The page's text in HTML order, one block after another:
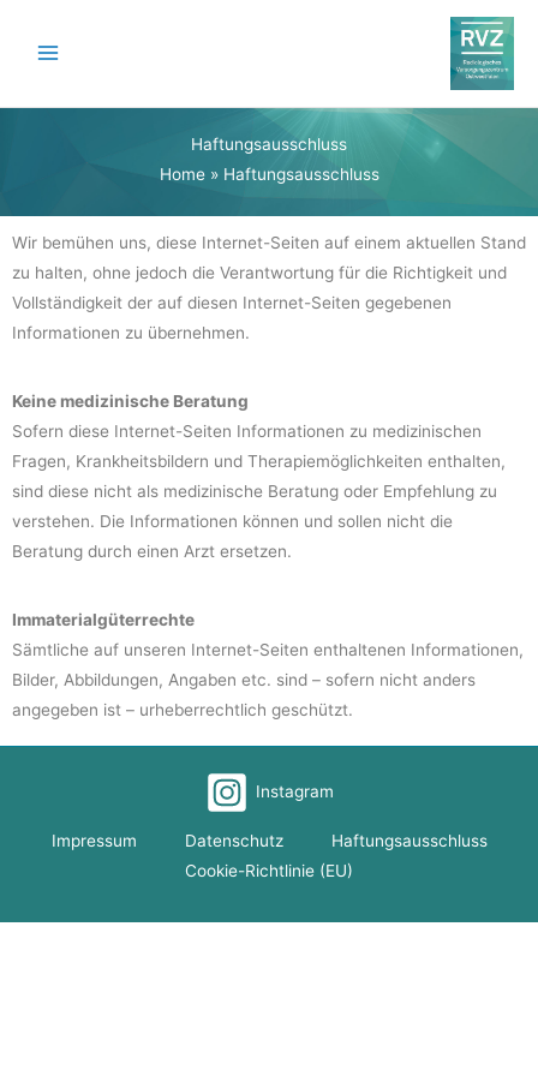
Inhalt
Haftungsausschluss
Home » Haftungsausschluss
Wir bemühen uns, diese Internet-Seiten auf einem aktuellen Stand
zu halten, ohne jedoch die Verantwortung für die Richtigkeit und
Vollständigkeit der auf diesen Internet-Seiten gegebenen
Informationen zu übernehmen.
Keine medizinische Beratung
Sofern diese Internet-Seiten Informationen zu medizinischen
Fragen, Krankheitsbildern und Therapiemöglichkeiten enthalten,
sind diese nicht als medizinische Beratung oder Empfehlung zu
verstehen. Die Informationen können und sollen nicht die
Beratung durch einen Arzt ersetzen.
Immaterialgüterrechte
Sämtliche auf unseren Internet-Seiten enthaltenen Informationen,
Bilder, Abbildungen, Angaben etc. sind – sofern nicht anders
angegeben ist – urheberrechtlich geschützt.
Instagram
Impressum Datenschutz
Haftungsausschluss
Cookie-Richtlinie (EU)